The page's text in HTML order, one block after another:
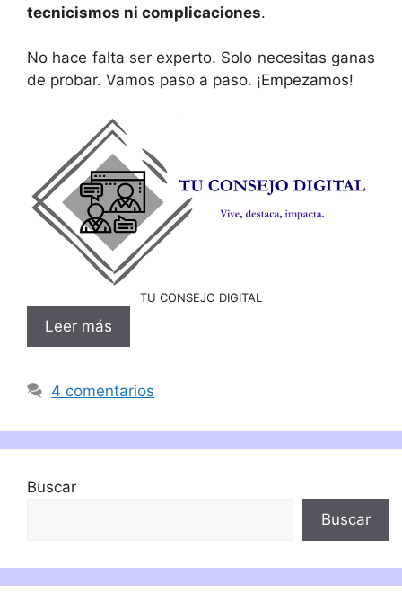
tecnicismos ni complicaciones.
No hace falta ser experto. Solo necesitas ganas
de probar. Vamos paso a paso. ¡Empezamos!
TU CONSEJO DIGITAL
Leer más
4 comentarios
Buscar
Buscar